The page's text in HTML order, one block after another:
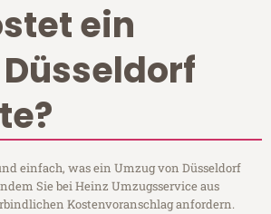
ein
einfach, was ein Umzug von Düsseldorf
Sie bei Heinz Umzugsservice aus
Kostenvoranschlag anfordern.